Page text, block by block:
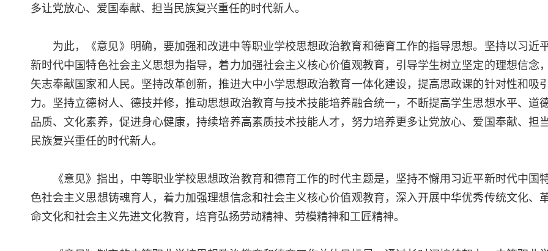
多让党放心、爱国奉献、担当民族复兴重任的时代新人。
为此，《意见》明确，要加强和改进中等职业学校思想政治教育和德育工作的指导思想。坚持以习近
新时代中国特色社会主义思想为指导，着力加强社会主义核心价值观教育，引导学生树立坚定的理想信念，
矢志奉献国家和人民。坚持改革创新，推进大中小学思想政治教育一体化建设，提高思政课的针对性和吸
力。坚持立德树人、德技并修，推动思想政治教育与技术技能培养融合统一，不断提高学生思想水平、道
品质、文化素养，促进身心健康，持续培养高素质技术技能人才，努力培养更多让党放心、爱国奉献、担
民族复兴重任的时代新人。
《意见》指出，中等职业学校思想政治教育和德育工作的时代主题是，坚持不懈用习近平新时代中国
色社会主义思想铸魂育人，着力加强理想信念和社会主义核心价值观教育，深入开展中华优秀传统文化、
命文化和社会主义先进文化教育，培育弘扬劳动精神、劳模精神和工匠精神。